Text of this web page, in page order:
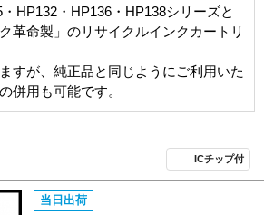
HP132・HP136・HP138シリーズと
革命製」のリサイクルインクカートリ
すが、純正品と同じようにご利用いた
併用も可能です。
ICチップ付
当日出荷